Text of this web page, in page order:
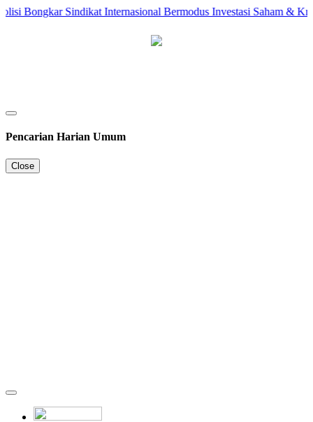
Bongkar Sindikat Internasional Bermodus Investasi Saham & Kripto
Pencarian Harian Umum
Close